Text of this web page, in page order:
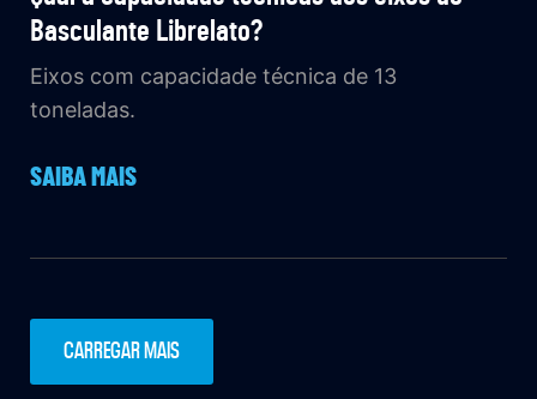
Basculante Librelato?
Eixos com capacidade técnica de 13
toneladas.
SAIBA MAIS
CARREGAR MAIS